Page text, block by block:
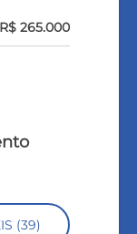
R$ 265.000
(39)